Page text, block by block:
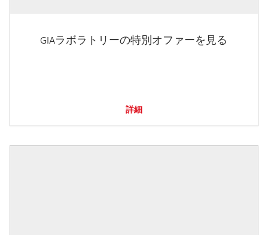
GIAラボラトリーの特別オファーを見る
詳細